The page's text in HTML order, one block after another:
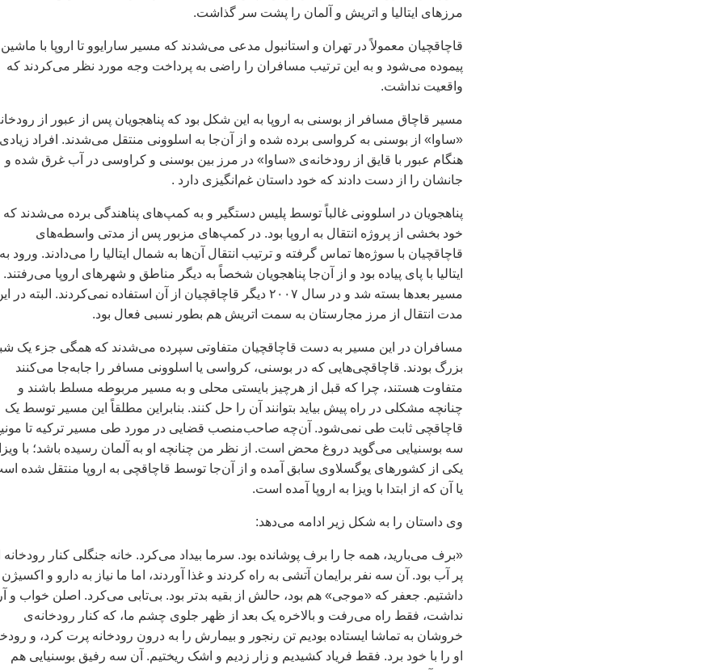
مرزهای ایتالیا و اتریش و آلمان را پشت سر گذاشت.
قاچاقچیان معمولاً در تهران و استانبول مدعی می‌شدند که مسیر سارایوو تا اروپا با ماشین
پیموده می‌شود و به این ترتیب مسافران را راضی به پرداخت وجه مورد نظر می‌کردند که
واقعیت نداشت.
مسیر قاچاق مسافر از بوسنی به اروپا به این شکل بود که پناهجویان پس از عبور از
«ساوا» از بوسنی به کرواسی برده شده و از آن‌جا به اسلوونی منتقل می‌شدند. افراد زیادی
هنگام عبور با قایق از رودخانه‌ی «ساوا» در مرز بین بوسنی و کراوسی در آب غرق شده و
جانشان را از دست دادند که خود داستان غم‌انگیزی دارد .
پناهجویان در اسلوونی غالباً‌ توسط پلیس دستگیر و به کمپ‌های پناهندگی برده می‌شدند که
خود بخشی از پروژه انتقال به اروپا بود. در کمپ‌های مزبور پس از مدتی واسطه‌های
قاچاقچیان با سوژه‌ها تماس گرفته و ترتیب انتقال آن‌ها به شمال ایتالیا را می‌دادند. ورود به
ایتالیا با پای پیاده بود و از آن‌جا پناهجویان شخصاً به دیگر مناطق و شهرهای اروپا می‌رفتند.
مسیر بعدها بسته شد و در سال ۲۰۰۷ دیگر قاچاقچیان از آن استفاده نمی‌کردند. البته در
مدت انتقال از مرز مجارستان به سمت اتریش هم بطور نسبی فعال بود.
مسافران در این مسیر به دست قاچاقچیان متفاوتی سپرده می‌شدند که همگی جزء یک
بزرگ بودند. قاچاقچی‌هایی که در بوسنی، کرواسی یا اسلوونی مسافر را جابه‌جا می‌کنند
متفاوت هستند، چرا که قبل از هرچیز بایستی محلی و به مسیر مربوطه مسلط ‌باشند و
چنانچه مشکلی در راه پیش بیاید بتوانند آن را حل کنند. بنابر‌این مطلقا‌ً‌ این مسیر توسط یک
قاچاقچی ثابت طی نمی‌شود. آن‌چه صاحب‌منصب قضایی در مورد طی مسیر ترکیه تا
سه بوسنیایی می‌گوید دروغ محض است. از نظر من چنانچه او به آلمان رسیده باشد؛ با
یکی از کشورهای یوگسلاوی سابق آمده و از آن‌جا توسط قاچاقچی به اروپا منتقل شده
یا آن که از ابتدا با ویزا به اروپا آمده است.
وی داستان را به شکل زیر ادامه می‌دهد:
«برف می‌باريد، همه جا را برف پوشانده بود. سرما بيداد می‌کرد. خانه جنگلی کنار رودخانه
پر آب بود. آن سه نفر برايمان آتشی به راه کردند و غذا آوردند، اما ما نياز به دارو و
داشتيم. جعفر که «موجی» هم بود، حالش از بقيه بدتر بود. بی‌تابی می‌کرد. اصلن خواب و
نداشت، فقط راه می‌رفت و بالاخره يک بعد از ظهر جلوی چشم ما، که کنار رودخانه‌ی
خروشان به تماشا ايستاده بوديم تن رنجور و بيمارش را به درون رودخانه پرت کرد، و
او را با خود برد. فقط فرياد کشيديم و زار زديم و اشک ريختيم. آن سه رفيق بوسنيايی هم